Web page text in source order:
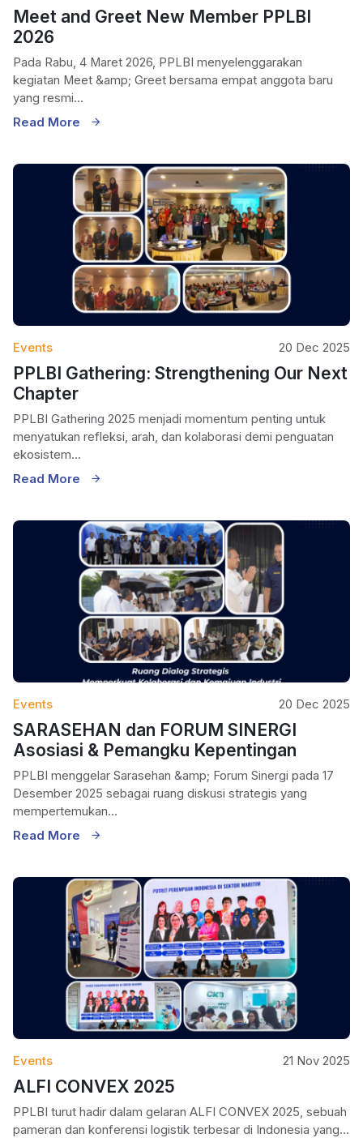
Meet and Greet New Member PPLBI
2026
Pada Rabu, 4 Maret 2026, PPLBI menyelenggarakan
kegiatan Meet &amp; Greet bersama empat anggota baru
yang resmi...
Read More
Events 20 Dec 2025
PPLBI Gathering: Strengthening Our Next
Chapter
PPLBI Gathering 2025 menjadi momentum penting untuk
menyatukan refleksi, arah, dan kolaborasi demi penguatan
ekosistem...
Read More
Events 20 Dec 2025
SARASEHAN dan FORUM SINERGI
Asosiasi & Pemangku Kepentingan
PPLBI menggelar Sarasehan &amp; Forum Sinergi pada 17
Desember 2025 sebagai ruang diskusi strategis yang
mempertemukan...
Read More
Events 21 Nov 2025
ALFI CONVEX 2025
PPLBI turut hadir dalam gelaran ALFI CONVEX 2025, sebuah
pameran dan konferensi logistik terbesar di Indonesia yang...